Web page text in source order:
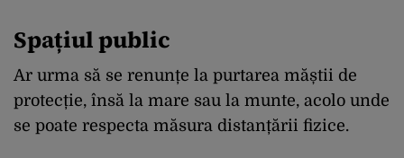
Spațiul public
Ar urma să se renunțe la purtarea măștii de
protecție, însă la mare sau la munte, acolo unde
se poate respecta măsura distanțării fizice.